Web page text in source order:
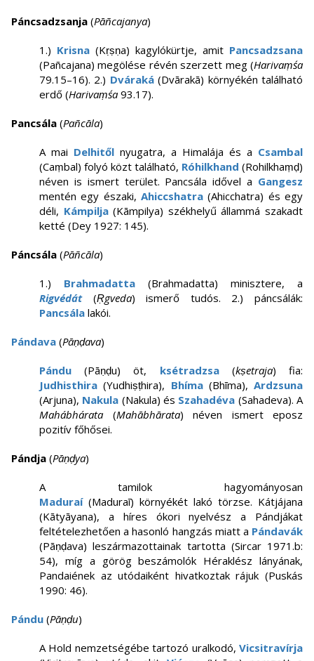
Páncsadzsanja (Pāñcajanya)
1.) Krisna (Kṛṣṇa) kagylókürtje, amit Pancsadzsana
(Pañcajana) megölése révén szerzett meg (Harivaṃśa
79.15–16). 2.) Dváraká(Dvārakā) környékén található
erdő (Harivaṃśa 93.17).
Pancsála (Pañcāla)
A mai Delhitől nyugatra, a Himalája és a Csambal
(Caṃbal) folyó közt található, Róhilkhand (Rohilkhaṃḍ)
néven is ismert terület. Pancsála idővel a Gangesz
mentén egy északi, Ahiccshatra (Ahicchatra) és egy
déli, Kámpilja(Kāmpilya) székhelyű állammá szakadt
ketté (Dey 1927: 145).
Páncsála (Pāñcāla)
1.) Brahmadatta (Brahmadatta) minisztere, a
Rigvédát(Ṛgveda) ismerő tudós. 2.) páncsálák:
Pancsála lakói.
Pándava (Pāṇḍava)
Pándu (Pāṇḍu) öt, ksétradzsa(kṣetraja) fia:
Judhisthira (Yudhiṣṭhira), Bhíma(Bhīma), Ardzsuna
(Arjuna), Nakula (Nakula) és Szahadéva (Sahadeva). A
Mahábhárata (Mahābhārata) néven ismert eposz
pozitív főhősei.
Pándja (Pāṇḍya)
A tamilok hagyományosan
Maduraí(Maduraī) környékét lakó törzse. Kátjájana
(Kātyāyana), a híres ókori nyelvész a Pándjákat
feltételezhetően a hasonló hangzás miatt a Pándavák
(Pāṇḍava) leszármazottainak tartotta (Sircar 1971.b:
54), míg a görög beszámolók Héraklész lányának,
Pandaiének az utódaiként hivatkoztak rájuk (Puskás
1990: 46).
Pándu (Pāṇḍu)
A Hold nemzetségébe tartozó uralkodó, Vicsitravírja